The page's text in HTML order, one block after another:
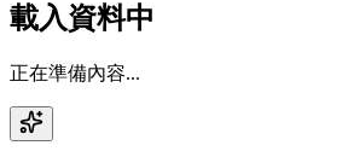
載入資料中
正在準備內容...